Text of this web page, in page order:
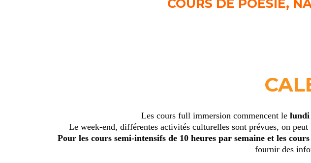
COURS DE POESIE,
Les cours full immersion commencent le lundi
Le week-end, différentes activités culturelles sont prévues, on
Pour les cours semi-intensifs de 10 heures par semaine et les
fournir des